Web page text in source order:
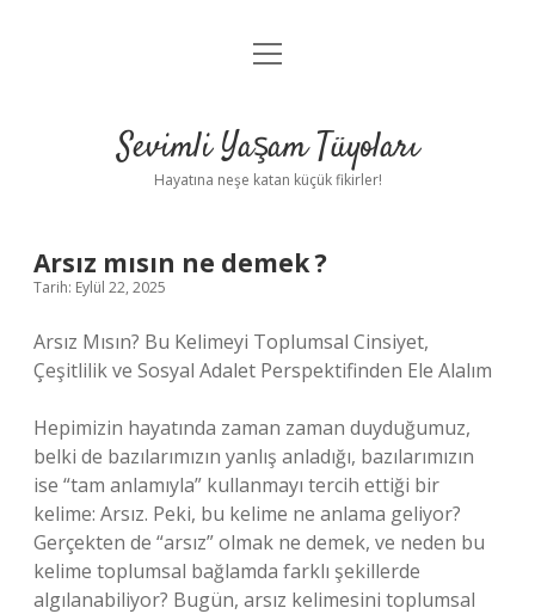
Anasayfa
Yasal Uyarı
menüyü
Sevimli Yaşam Tüyoları
Hayatına neşe katan küçük fikirler!
Arsız mısın ne demek ?
Tarih: Eylül 22, 2025
Arsız Mısın? Bu Kelimeyi Toplumsal Cinsiyet,
Çeşitlilik ve Sosyal Adalet Perspektifinden Ele Alalım
Hepimizin hayatında zaman zaman duyduğumuz,
belki de bazılarımızın yanlış anladığı, bazılarımızın
ise “tam anlamıyla” kullanmayı tercih ettiği bir
kelime: Arsız. Peki, bu kelime ne anlama geliyor?
Gerçekten de “arsız” olmak ne demek, ve neden bu
kelime toplumsal bağlamda farklı şekillerde
algılanabiliyor? Bugün, arsız kelimesini toplumsal